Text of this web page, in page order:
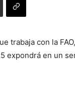
trabaja con la
expondrá en un